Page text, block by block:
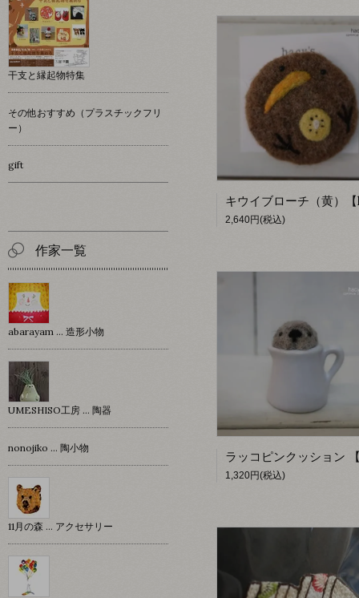
2,640円(税込)
1,320円(税込)
干支と縁起物特集
その他おすすめ（プラスチックフリ
ー）
gift
作家一覧
abarayam … 造形小物
UMESHISO工房 … 陶器
nonojiko ... 陶小物
11月の森 … アクセサリー